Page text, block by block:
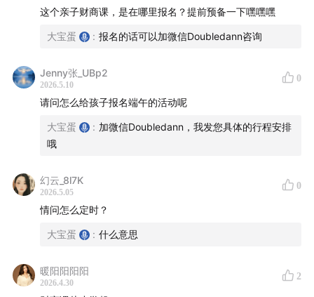
这个亲子财商课，是在哪里报名？提前预备一下嘿嘿嘿
大宝蛋 : 报名的话可以加微信Doubledann咨询
Jenny张_UBp2
2026.5.10
0
请问怎么给孩子报名端午的活动呢
大宝蛋 : 加微信Doubledann，我发您具体的行程安排
哦
幻云_8l7K
2026.5.05
0
情问怎么定时？
大宝蛋 : 什么意思
暖阳阳阳阳
2026.4.30
2